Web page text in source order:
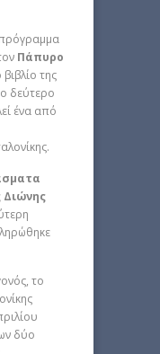
Πάπυρο
της
δεύτερο
ένα από
Διώνης
το
δύο